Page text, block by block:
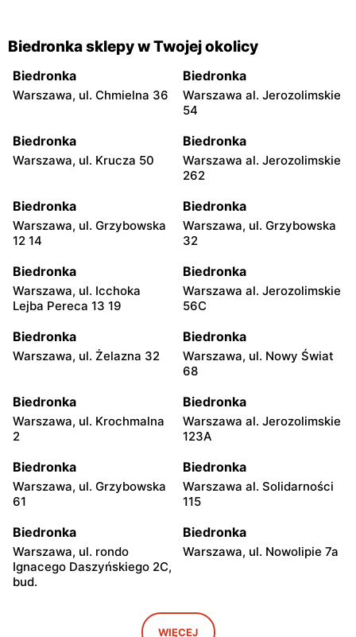
Biedronka sklepy w Twojej okolicy
Biedronka
Warszawa, ul. Chmielna 36
Biedronka
Warszawa al. Jerozolimskie
54
Biedronka
Warszawa, ul. Krucza 50
Biedronka
Warszawa al. Jerozolimskie
262
Biedronka
Warszawa, ul. Grzybowska
12 14
Biedronka
Warszawa, ul. Grzybowska
32
Biedronka
Warszawa, ul. Icchoka
Lejba Pereca 13 19
Biedronka
Warszawa al. Jerozolimskie
56C
Biedronka
Warszawa, ul. Żelazna 32
Biedronka
Warszawa, ul. Nowy Świat
68
Biedronka
Warszawa, ul. Krochmalna
2
Biedronka
Warszawa al. Jerozolimskie
123A
Biedronka
Warszawa, ul. Grzybowska
61
Biedronka
Warszawa al. Solidarności
115
Biedronka
Warszawa, ul. rondo
Ignacego Daszyńskiego 2C,
bud.
Biedronka
Warszawa, ul. Nowolipie 7a
Warszawa, ul. Ogrodowa 58
Biedronka
Warszawa al. Solidarności
WIĘCEJ